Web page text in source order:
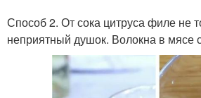
Способ 2. От сока цитруса филе не
неприятный душок. Волокна в мясе